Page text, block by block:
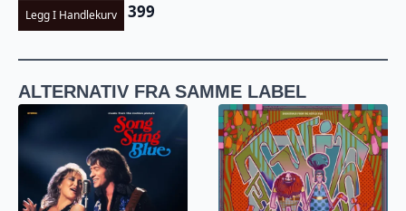
Legg I Handlekurv 399
ALTERNATIV FRA SAMME LABEL